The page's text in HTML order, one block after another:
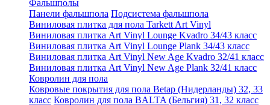
Фальшполы
Панели фальшпола Подсистема фальшпола
Виниловая плитка для пола Tarkett Art Vinyl
Виниловая плитка Art Vinyl Lounge Kvadro 34/43 класс
Виниловая плитка Art Vinyl Lounge Plank 34/43 класс
Виниловая плитка Art Vinyl New Age Kvadro 32/41 класс
Виниловая плитка Art Vinyl New Age Plank 32/41 класс
Ковролин для пола
Ковровые покрытия для пола Betap (Нидерланды) 32, 33
класс Ковролин для пола BALTA (Бельгия) 31, 32 класс